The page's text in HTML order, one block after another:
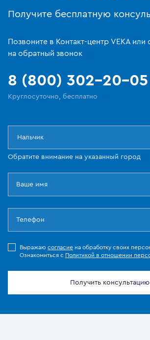
Получите бесплатную
Позвоните в Контакт-центр VEKA или
на обратный звонок
8 (800) 302-20-05
Круглосуточно, бесплатно
Нальчик
Обратите внимание на указанный город
Выражаю согласие на обработку своих
Ознакомиться с Политикой в отношении
Получить консультацию